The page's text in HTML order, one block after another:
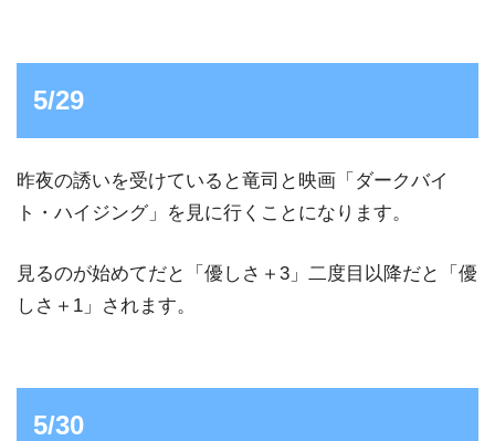
5/29
昨夜の誘いを受けていると竜司と映画「ダークバイ
ト・ハイジング」を見に行くことになります。
見るのが始めてだと「優しさ＋3」二度目以降だと「優
しさ＋1」されます。
5/30